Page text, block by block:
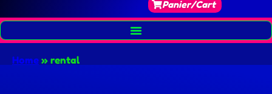
Panier/Cart
Home » rental